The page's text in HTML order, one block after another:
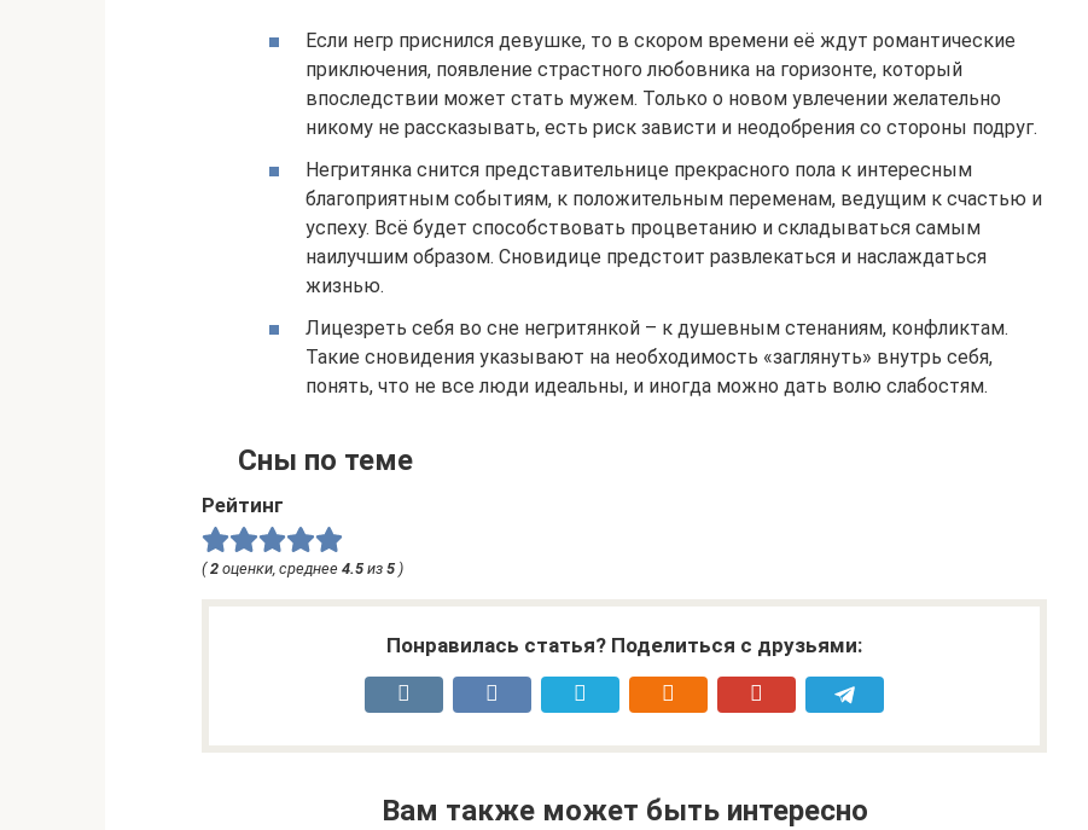
Если негр приснился девушке, то в скором времени её ждут романтические
приключения, появление страстного любовника на горизонте, который
впоследствии может стать мужем. Только о новом увлечении желательно
никому не рассказывать, есть риск зависти и неодобрения со стороны подруг.
Негритянка снится представительнице прекрасного пола к интересным
благоприятным событиям, к положительным переменам, ведущим к счастью и
успеху. Всё будет способствовать процветанию и складываться самым
наилучшим образом. Сновидице предстоит развлекаться и наслаждаться
жизнью.
Лицезреть себя во сне негритянкой – к душевным стенаниям, конфликтам.
Такие сновидения указывают на необходимость «заглянуть» внутрь себя,
понять, что не все люди идеальны, и иногда можно дать волю слабостям.
Сны по теме
Рейтинг
(2 оценки, среднее 4.5 из 5 )
Понравилась статья? Поделиться с друзьями:
Вам также может быть интересно